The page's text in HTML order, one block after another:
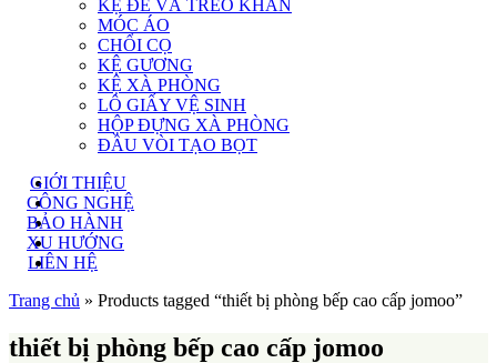
KỆ ĐỂ VÀ TREO KHĂN
MÓC ÁO
CHỔI CỌ
KỆ GƯƠNG
KỆ XÀ PHÒNG
LÔ GIẤY VỆ SINH
HỘP ĐỰNG XÀ PHÒNG
ĐẦU VÒI TẠO BỌT
GIỚI THIỆU
CÔNG NGHỆ
BẢO HÀNH
XU HƯỚNG
LIÊN HỆ
Trang chủ » Products tagged “thiết bị phòng bếp cao cấp jomoo”
thiết bị phòng bếp cao cấp jomoo